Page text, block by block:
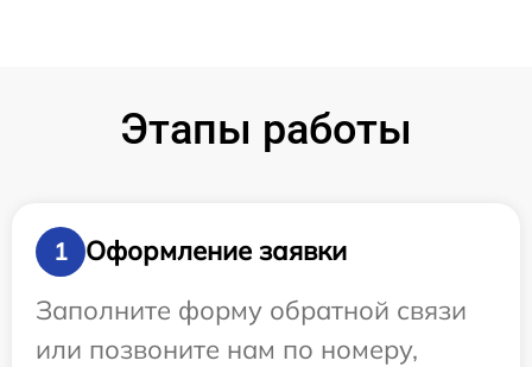
Этапы работы
1
Оформление заявки
Заполните форму обратной связи
или позвоните нам по номеру,